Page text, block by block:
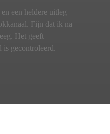
een heldere uitleg
Fijn dat ik na
Het geeft
is gecontroleerd.